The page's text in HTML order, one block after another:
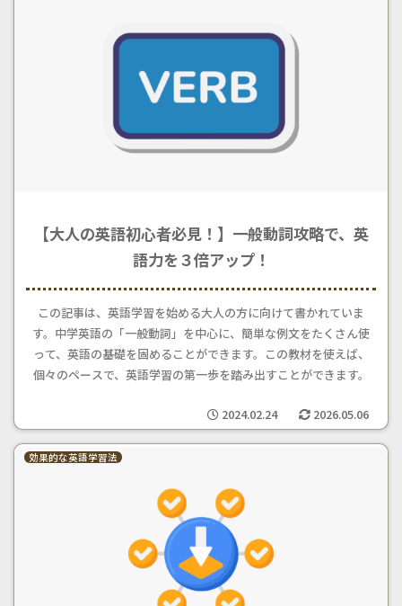
【大人の英語初心者必見！】一般動詞攻略で、英
語力を３倍アップ！
この記事は、英語学習を始める大人の方に向けて書かれていま
す。中学英語の「一般動詞」を中心に、簡単な例文をたくさん使
って、英語の基礎を固めることができます。この教材を使えば、
個々のペースで、英語学習の第一歩を踏み出すことができます。
2024.02.24 2026.05.06
効果的な英語学習法